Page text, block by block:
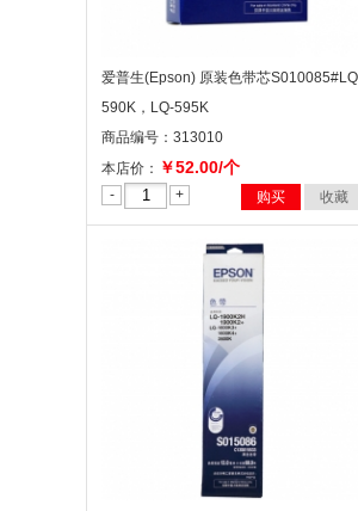
爱普生(Epson) 原装色带芯
590K，LQ-595K
商品编号：313010
本店价： ￥52.00/个
- + 购买 收藏